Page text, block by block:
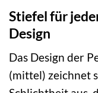
Stiefel für
Design
Das Design der
(mittel) zeichnet